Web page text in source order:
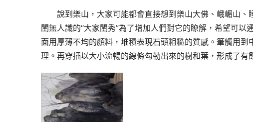
說到樂山，大家可能都會直接想到樂山大佛、峨嵋山
閨無人識的“大家閨秀”為了增加人們對它的瞭解，希望可
面用厚薄不均的顏料，堆積表現石頭粗糙的質感。筆觸用
理。再穿插以大小流暢的線條勾勒出來的樹和葉，形成了有